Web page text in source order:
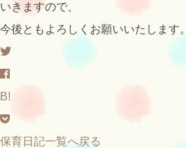
いきますので、
今後ともよろしくお願いいたします。
B!
保育日記一覧へ戻る